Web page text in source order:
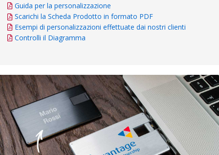
Guida per la personalizzazione
Scarichi la Scheda Prodotto in formato PDF
Esempi di personalizzazioni effettuate dai nostri clienti
Controlli il Diagramma